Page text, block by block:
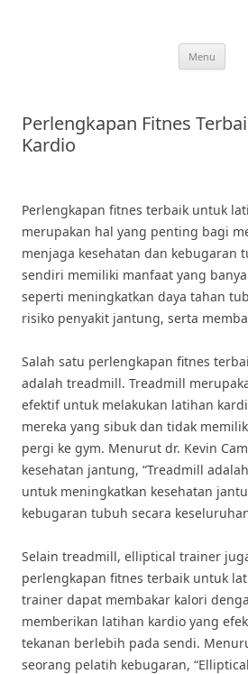
Menu
Perlengkapan Fitnes
Kardio
Perlengkapan fitnes terbaik untuk
merupakan hal yang penting bagi
menjaga kesehatan dan kebugaran
sendiri memiliki manfaat yang
seperti meningkatkan daya tahan
risiko penyakit jantung, serta
Salah satu perlengkapan fitnes
adalah treadmill. Treadmill
efektif untuk melakukan latihan
mereka yang sibuk dan tidak
pergi ke gym. Menurut dr. Kevin
kesehatan jantung, “Treadmill
untuk meningkatkan kesehatan
kebugaran tubuh secara
Selain treadmill, elliptical trainer
perlengkapan fitnes terbaik untuk
trainer dapat membakar kalori
memberikan latihan kardio yang
tekanan berlebih pada sendi.
seorang pelatih kebugaran,